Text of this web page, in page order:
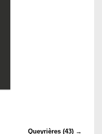
Queyrières (43) →